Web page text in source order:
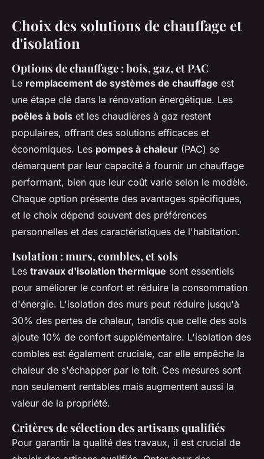
Choix des solutions de chauffage et
d'isolation
Options de chauffage : bois, gaz, et PAC
Le remplacement de systèmes de chauffage est
une étape clé dans la rénovation énergétique. Les
poêles à bois et les chaudières à gaz restent
populaires, offrant des solutions efficaces et
économiques. Les pompes à chaleur (PAC) se
démarquent par leur capacité à fournir un chauffage
performant, bien que leur coût varie selon le modèle.
Chaque option présente des avantages spécifiques,
et le choix dépend souvent des préférences
personnelles et des caractéristiques de l'habitation.
Isolation : murs, combles, et sols
Les travaux d'isolation thermique sont essentiels
pour améliorer le confort et réduire la consommation
d'énergie. L'isolation des murs peut réduire jusqu'à
30% des pertes de chaleur, tandis que celle des sols
ajoute 10% de confort supplémentaire. L'isolation des
combles est également cruciale, car elle empêche la
chaleur de s'échapper par le toit. Ces mesures sont
non seulement rentables mais augmentent aussi la
valeur de la propriété.
Critères de sélection des artisans qualifiés
Pour garantir la qualité des travaux, il est crucial de